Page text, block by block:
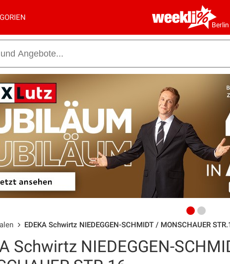
Berlin
EDEKA Schwirtz NIEDEGGEN-SCHMIDT / MONSCHAUER
Schwirtz NIEDEGGEN-